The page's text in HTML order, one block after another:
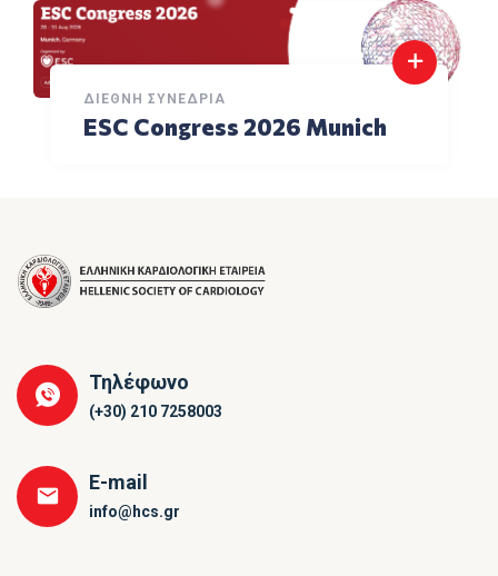
ΔΙΕΘΝΉ ΣΥΝΈΔΡΙΑ
ESC Congress 2026 Munich
Τηλέφωνο
(+30) 210 7258003
E-mail
info@hcs.gr